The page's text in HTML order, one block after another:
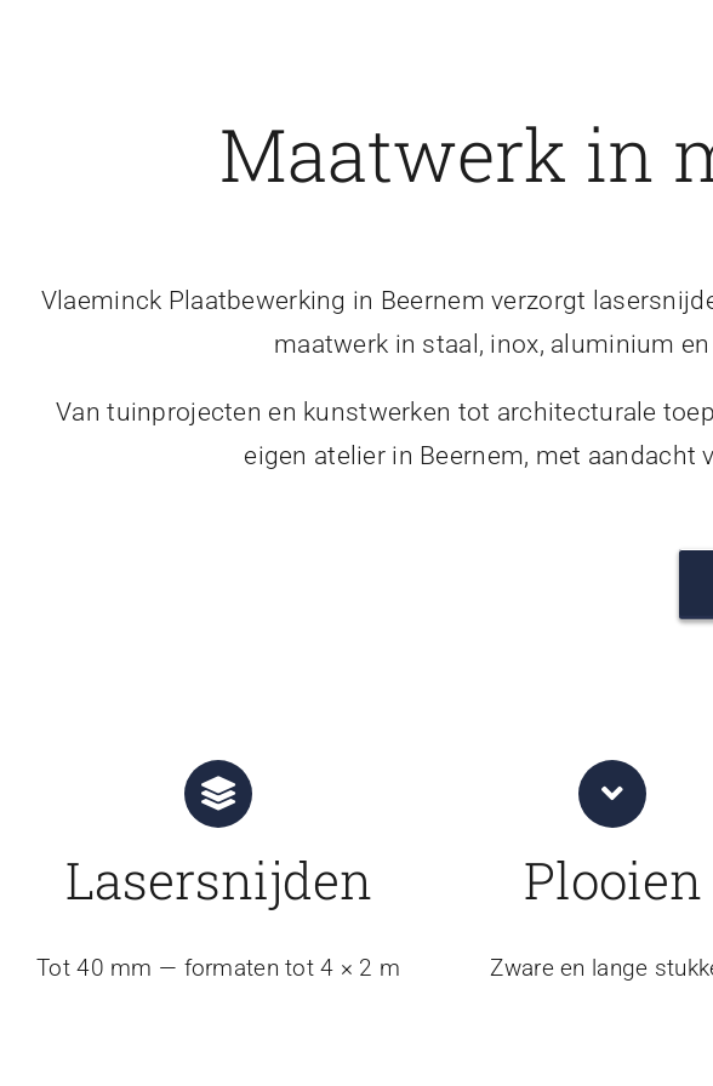
Maatwerk in
Vlaeminck Plaatbewerking in Beernem verzorgt
maatwerk in staal, inox, aluminium
Van tuinprojecten en kunstwerken tot architecturale
eigen atelier in Beernem, met aandacht
Lasersnijden
Tot 40 mm — formaten tot 4 × 2 m
Plooien
Zware en lange